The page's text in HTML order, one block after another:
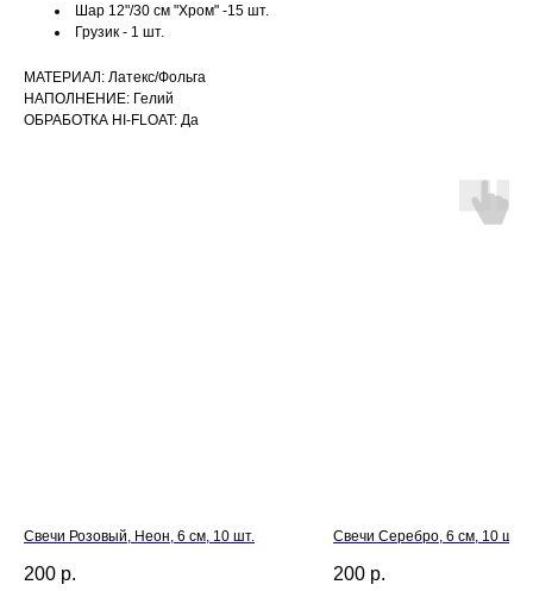
Шар 12"/30 см "Хром" -15 шт.
Грузик - 1 шт.
МАТЕРИАЛ: Латекс/Фольга
НАПОЛНЕНИЕ: Гелий
ОБРАБОТКА HI-FLOAT: Да
Свечи Розовый, Неон, 6 см, 10 шт.
200 р.
Свечи Серебро, 6 см, 10 шт.
200 р.